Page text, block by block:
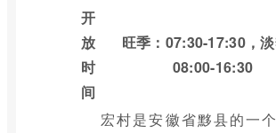
开
放
时
间
旺季：07:30-17:30，淡
08:00-16:30
宏村是安徽省黟县的一